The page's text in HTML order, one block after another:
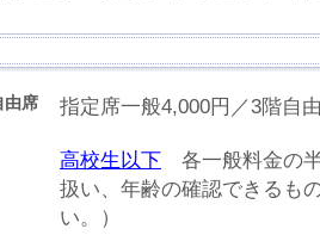
由席 指定席一般4,000円／3階自
高校生以下 各一般料金の
扱い、年齢の確認できるも
い。）